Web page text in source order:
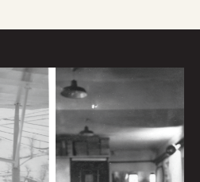
& Clé de protection
Pro